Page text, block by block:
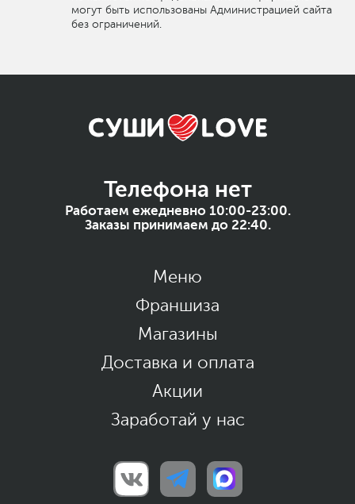
могут быть использованы Администрацией сайта
без ограничений.
Телефона нет
Работаем ежедневно 10:00-23:00.
Заказы принимаем до 22:40.
Меню
Франшиза
Магазины
Доставка и оплата
Акции
Заработай у нас